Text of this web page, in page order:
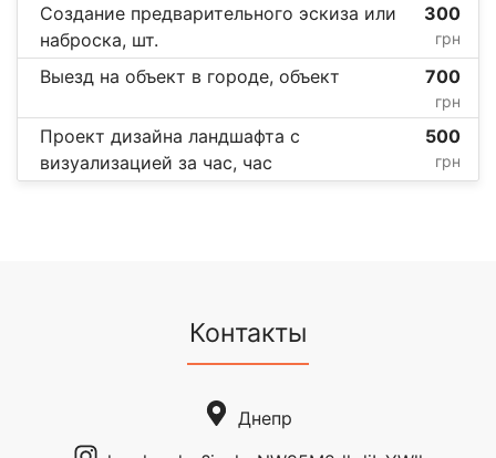
Создание предварительного эскиза или
наброска, шт.
300
грн
Выезд на объект в городе, объект 700
грн
Проект дизайна ландшафта с
визуализацией за час, час
500
грн
Контакты
Днепр